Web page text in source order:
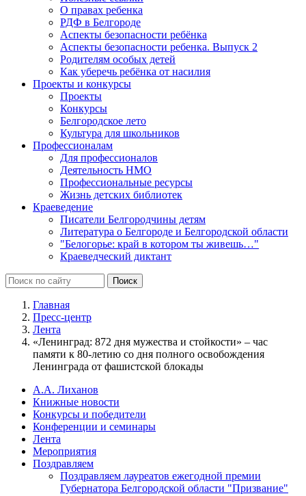
О правах ребенка
РДФ в Белгороде
Аспекты безопасности ребёнка
Аспекты безопасности ребенка. Выпуск 2
Родителям особых детей
Как уберечь ребёнка от насилия
Проекты и конкурсы
Проекты
Конкурсы
Белгородское лето
Культура для школьников
Профессионалам
Для профессионалов
Деятельность НМО
Профессиональные ресурсы
Жизнь детских библиотек
Краеведение
Писатели Белгородчины детям
Литература о Белгороде и Белгородской области
"Белогорье: край в котором ты живешь…"
Краеведческий диктант
Главная
Пресс-центр
Лента
«Ленинград: 872 дня мужества и стойкости» – час
памяти к 80-летию со дня полного освобождения
Ленинграда от фашистской блокады
А.А. Лиханов
Книжные новости
Конкурсы и победители
Конференции и семинары
Лента
Мероприятия
Поздравляем
Поздравляем лауреатов ежегодной премии
Губернатора Белгородской области "Призвание"